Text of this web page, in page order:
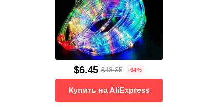
$6.45 $18.35 -64%
Купить на AliExpress